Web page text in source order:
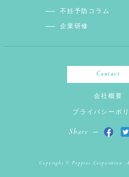
不妊予防コラム
企業研修
Contact
会社概要
プライバシーポ
Share
Copyright © Poppins Corporation.